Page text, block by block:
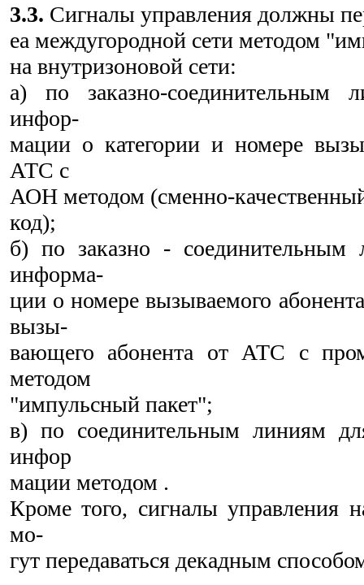
3.3. Сигналы управления должны
еа междугородной сети методом
на внутризоновой сети:
а) по заказно-соединительным
инфор-
мации о категории и номере
АТС с
АОН методом (сменно-
код);
б) по заказно - соединительным
информа-
ции о номере вызываемого
вызы-
вающего абонента от АТС с
методом
"импульсный пакет";
в) по соединительным линиям
инфор
мации методом .
Кроме того, сигналы управления
мо-
гут передаваться декадным